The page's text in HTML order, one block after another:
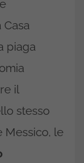
piaga
il
stesso
Messico, le